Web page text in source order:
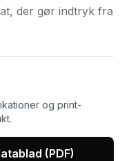
der gør indtryk fra
og print-
(PDF)